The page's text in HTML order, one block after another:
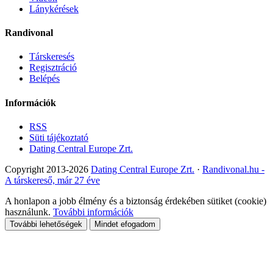
Lánykérések
Randivonal
Társkeresés
Regisztráció
Belépés
Információk
RSS
Süti tájékoztató
Dating Central Europe Zrt.
Copyright 2013-2026 Dating Central Europe Zrt. · Randivonal.hu -
A társkereső, már 27 éve
A honlapon a jobb élmény és a biztonság érdekében sütiket (cookie)
használunk. További információk
További lehetőségek Mindet efogadom